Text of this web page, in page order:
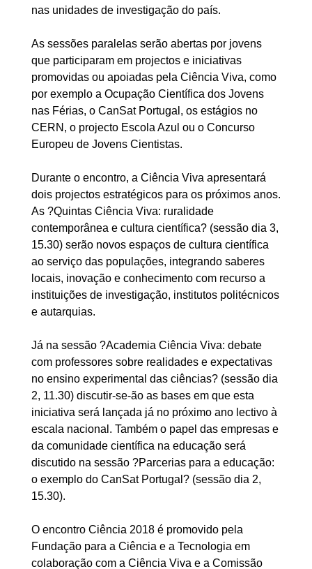
nas unidades de investigação do país.
As sessões paralelas serão abertas por jovens
que participaram em projectos e iniciativas
promovidas ou apoiadas pela Ciência Viva, como
por exemplo a Ocupação Científica dos Jovens
nas Férias, o CanSat Portugal, os estágios no
CERN, o projecto Escola Azul ou o Concurso
Europeu de Jovens Cientistas.
Durante o encontro, a Ciência Viva apresentará
dois projectos estratégicos para os próximos anos.
As ?Quintas Ciência Viva: ruralidade
contemporânea e cultura científica? (sessão dia 3,
15.30) serão novos espaços de cultura científica
ao serviço das populações, integrando saberes
locais, inovação e conhecimento com recurso a
instituições de investigação, institutos politécnicos
e autarquias.
Já na sessão ?Academia Ciência Viva: debate
com professores sobre realidades e expectativas
no ensino experimental das ciências? (sessão dia
2, 11.30) discutir-se-ão as bases em que esta
iniciativa será lançada já no próximo ano lectivo à
escala nacional. Também o papel das empresas e
da comunidade científica na educação será
discutido na sessão ?Parcerias para a educação:
o exemplo do CanSat Portugal? (sessão dia 2,
15.30).
O encontro Ciência 2018 é promovido pela
Fundação para a Ciência e a Tecnologia em
colaboração com a Ciência Viva e a Comissão